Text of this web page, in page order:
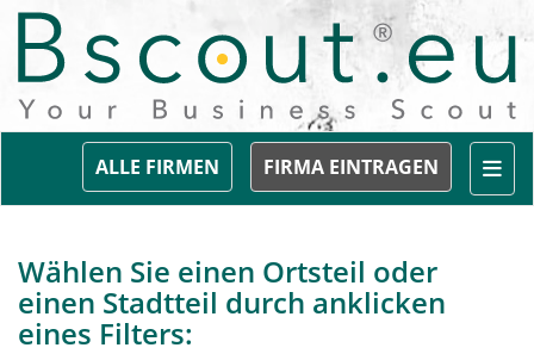
FIRMA EINTRAGEN
ALLE FIRMEN
Wählen Sie einen Ortsteil oder
einen Stadtteil durch anklicken
eines Filters: